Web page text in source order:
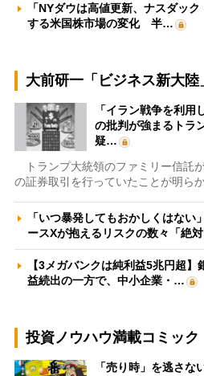
「NYダウは高値更新、ナスダッ
する米国株市場の変化 半…
大前研一「ビジネス新大陸
「イラン戦争を利用
の批判が強まるトラ
疑…
トランプ大統領のファミリー信託
の証券取引を行っていたことが明ら
「いつ暴発してもおかしくはな
ースXが抱えるリスクの数々「絶
【3メガバンクは純利益5兆円超
益続出の一方で、中小企業・…
投資ノウハウ満載コミック
「売り時」を逃さ